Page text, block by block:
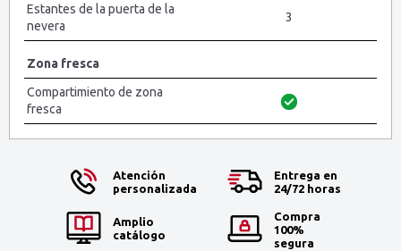
Estantes de la puerta de la
nevera
3
Zona fresca
Compartimiento de zona
fresca
Atención
personalizada
Entrega en
24/72 horas
Amplio
catálogo
Compra
100%
segura